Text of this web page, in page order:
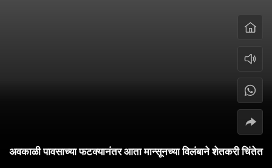
अवकाळी पावसाच्या फटक्यानंतर आता मान्सूनच्या विलंबाने शेतकरी चिंतेत